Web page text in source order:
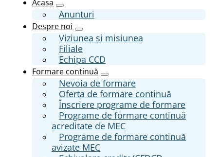
Acasa
Anunturi
Despre noi
Viziunea și misiunea
Filiale
Echipa CCD
Formare continuă
Nevoia de formare
Oferta de formare continuă
Înscriere programe de formare
Programe de formare continuă
acreditate de MEC
Programe de formare continuă
avizate MEC